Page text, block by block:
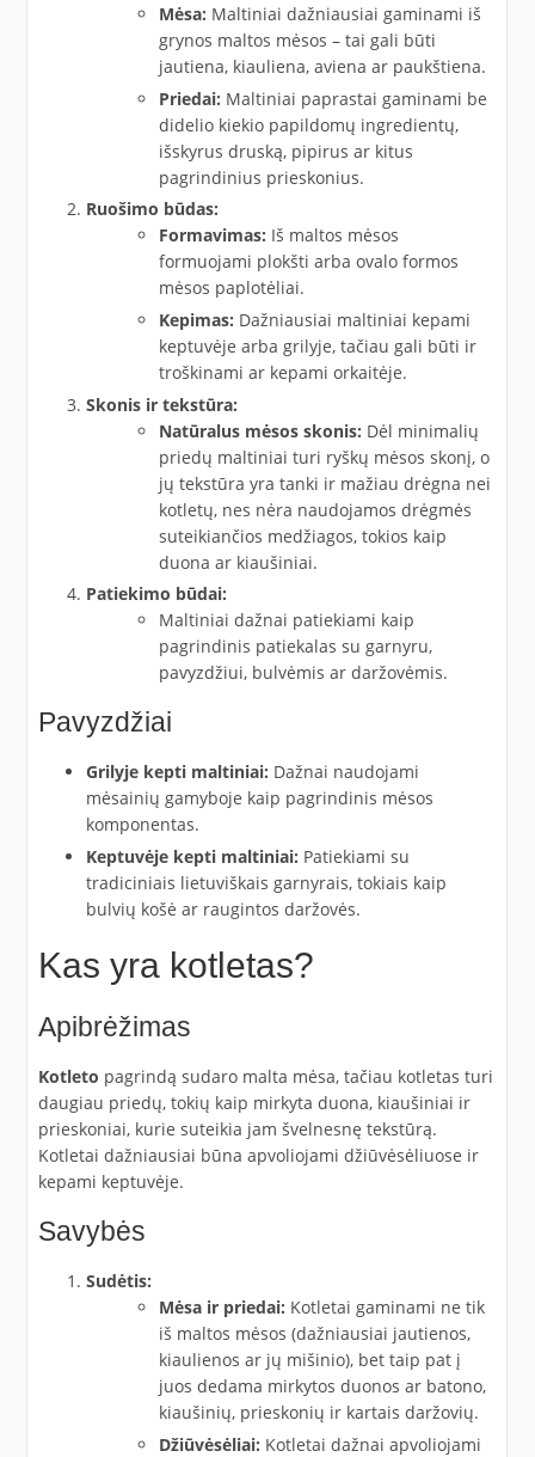
Mėsa: Maltiniai dažniausiai gaminami iš
grynos maltos mėsos – tai gali būti
jautiena, kiauliena, aviena ar paukštiena.
Priedai: Maltiniai paprastai gaminami be
didelio kiekio papildomų ingredientų,
išskyrus druską, pipirus ar kitus
pagrindinius prieskonius.
Ruošimo būdas:
Formavimas: Iš maltos mėsos
formuojami plokšti arba ovalo formos
mėsos paplotėliai.
Kepimas: Dažniausiai maltiniai kepami
keptuvėje arba grilyje, tačiau gali būti ir
troškinami ar kepami orkaitėje.
Skonis ir tekstūra:
Natūralus mėsos skonis: Dėl minimalių
priedų maltiniai turi ryškų mėsos skonį, o
jų tekstūra yra tanki ir mažiau drėgna nei
kotletų, nes nėra naudojamos drėgmės
suteikiančios medžiagos, tokios kaip
duona ar kiaušiniai.
Patiekimo būdai:
Maltiniai dažnai patiekiami kaip
pagrindinis patiekalas su garnyru,
pavyzdžiui, bulvėmis ar daržovėmis.
Pavyzdžiai
Grilyje kepti maltiniai: Dažnai naudojami
mėsainių gamyboje kaip pagrindinis mėsos
komponentas.
Keptuvėje kepti maltiniai: Patiekiami su
tradiciniais lietuviškais garnyrais, tokiais kaip
bulvių košė ar raugintos daržovės.
Kas yra kotletas?
Apibrėžimas
Kotleto pagrindą sudaro malta mėsa, tačiau kotletas turi
daugiau priedų, tokių kaip mirkyta duona, kiaušiniai ir
prieskoniai, kurie suteikia jam švelnesnę tekstūrą.
Kotletai dažniausiai būna apvoliojami džiūvėsėliuose ir
kepami keptuvėje.
Savybės
Sudėtis:
Mėsa ir priedai: Kotletai gaminami ne tik
iš maltos mėsos (dažniausiai jautienos,
kiaulienos ar jų mišinio), bet taip pat į
juos dedama mirkytos duonos ar batono,
kiaušinių, prieskonių ir kartais daržovių.
Džiūvėsėliai: Kotletai dažnai apvoliojami